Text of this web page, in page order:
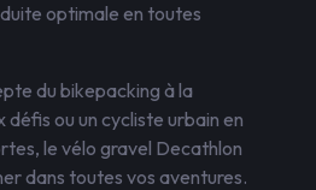
optimale en toutes
du bikepacking à la
ou un cycliste urbain en
le vélo gravel Decathlon
dans toutes vos aventures.